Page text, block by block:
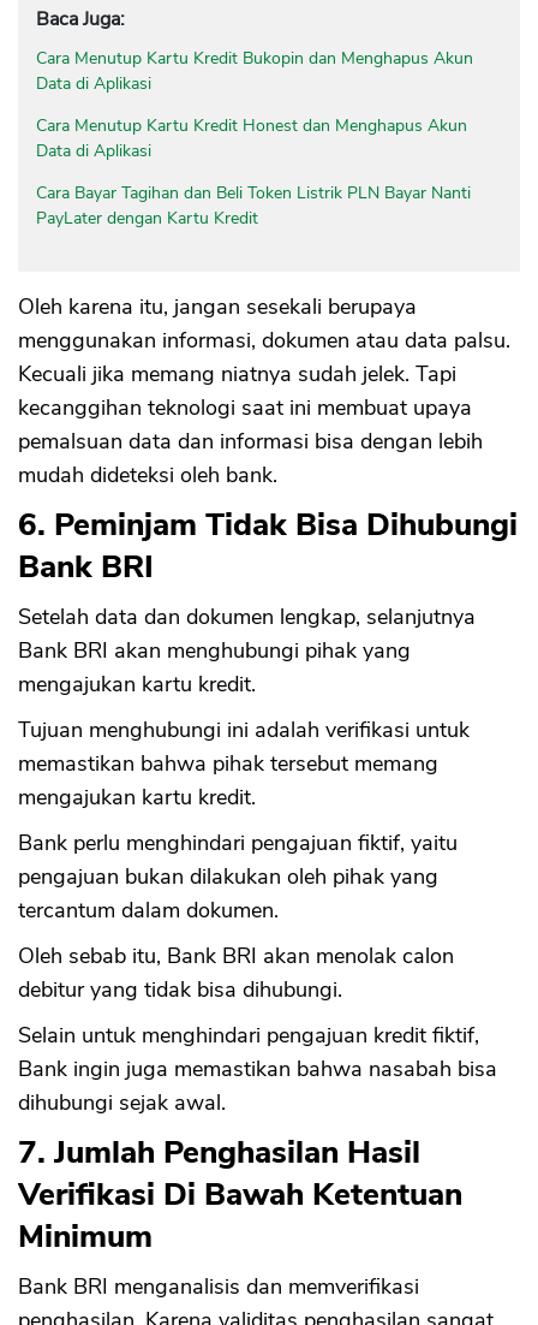
Baca Juga:
Cara Menutup Kartu Kredit Bukopin dan Menghapus Akun
Data di Aplikasi
Cara Menutup Kartu Kredit Honest dan Menghapus Akun
Data di Aplikasi
Cara Bayar Tagihan dan Beli Token Listrik PLN Bayar Nanti
PayLater dengan Kartu Kredit
Oleh karena itu, jangan sesekali berupaya
menggunakan informasi, dokumen atau data palsu.
Kecuali jika memang niatnya sudah jelek. Tapi
kecanggihan teknologi saat ini membuat upaya
pemalsuan data dan informasi bisa dengan lebih
mudah dideteksi oleh bank.
6. Peminjam Tidak Bisa Dihubungi
Bank BRI
Setelah data dan dokumen lengkap, selanjutnya
Bank BRI akan menghubungi pihak yang
mengajukan kartu kredit.
Tujuan menghubungi ini adalah verifikasi untuk
memastikan bahwa pihak tersebut memang
mengajukan kartu kredit.
Bank perlu menghindari pengajuan fiktif, yaitu
pengajuan bukan dilakukan oleh pihak yang
tercantum dalam dokumen.
Oleh sebab itu, Bank BRI akan menolak calon
debitur yang tidak bisa dihubungi.
Selain untuk menghindari pengajuan kredit fiktif,
Bank ingin juga memastikan bahwa nasabah bisa
dihubungi sejak awal.
7. Jumlah Penghasilan Hasil
Verifikasi Di Bawah Ketentuan
Minimum
Bank BRI menganalisis dan memverifikasi